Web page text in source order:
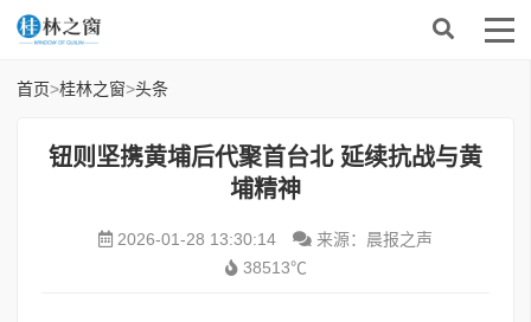
首页>桂林之窗>头条
钮则坚携黄埔后代聚首台北 延续抗战与黄
埔精神
2026-01-28 13:30:14
来源：晨报之声
38513℃